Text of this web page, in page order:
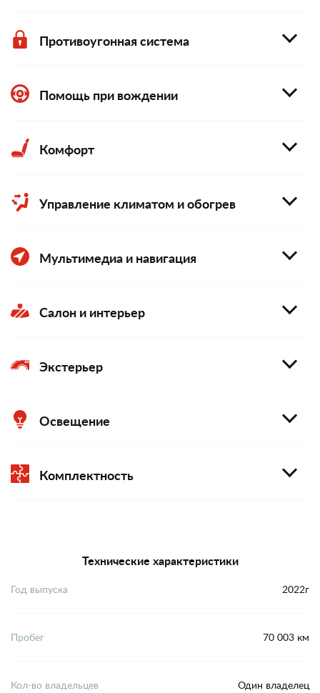
Противоугонная система
Помощь при вождении
Комфорт
Управление климатом и обогрев
Мультимедиа и навигация
Салон и интерьер
Экстерьер
Освещение
Комплектность
Технические характеристики
Год выпуска 2022г
Пробег 70 003 км
Кол-во владельцев Один владелец